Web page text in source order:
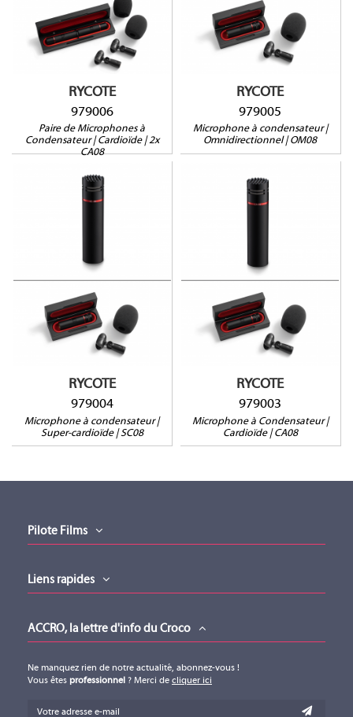
RYCOTE
979006
Paire de Microphones à
Condensateur | Cardioïde | 2x
CA08
Paire Cardioïde
Préampli
Récitant aux RF
Neutrik XLR plaqués or
RYCOTE
979005
Microphone à condensateur |
Omnidirectionnel | OM08
Omnidirectionnel
Préampli
Récitant aux RF
Neutrik XLR plaqués or
RYCOTE
979004
Microphone à condensateur |
Super-cardioïde | SC08
Super-cardioïde
Préampli
Récitant aux RF
Neutrik XLR plaqués or
RYCOTE
979003
Microphone à Condensateur |
Cardioïde | CA08
Cardioïde
Préampli
Récitant aux RF
Neutrik XLR plaqués or
Pilote Films
Liens rapides
ACCRO, la lettre d'info du Croco
Ne manquez rien de notre actualité, abonnez-vous !
Vous êtes professionnel ? Merci de cliquer ici